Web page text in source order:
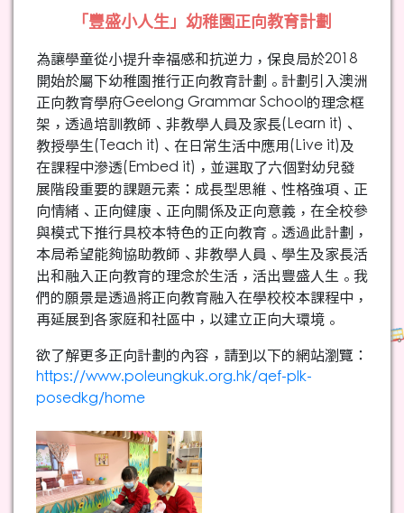
「豐盛小人生」幼稚園正向教育計劃
為讓學童從小提升幸福感和抗逆力，保良局於2018
開始於屬下幼稚園推行正向教育計劃。計劃引入澳洲
正向教育學府Geelong Grammar School的理念框
架，透過培訓教師、非教學人員及家長(Learn it)、
教授學生(Teach it)、在日常生活中應用(Live it)及
在課程中滲透(Embed it)，並選取了六個對幼兒發
展階段重要的課題元素：成長型思維、性格強項、正
向情緒、正向健康、正向關係及正向意義，在全校參
與模式下推行具校本特色的正向教育。透過此計劃，
本局希望能夠協助教師、非教學人員、學生及家長活
出和融入正向教育的理念於生活，活出豐盛人生。我
們的願景是透過將正向教育融入在學校校本課程中，
再延展到各家庭和社區中，以建立正向大環境。
欲了解更多正向計劃的內容，請到以下的網站瀏覽：
https://www.poleungkuk.org.hk/qef-plk-
posedkg/home